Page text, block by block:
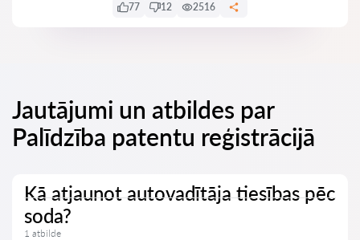
77 12 2516
Jautājumi un atbildes par
Palīdzība patentu reģistrācijā
Kā atjaunot autovadītāja tiesības pēc
soda?
1 atbilde